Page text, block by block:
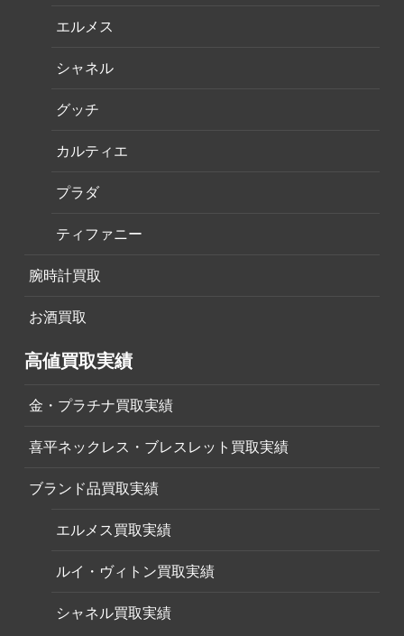
エルメス
シャネル
グッチ
カルティエ
プラダ
ティファニー
腕時計買取
お酒買取
高値買取実績
金・プラチナ買取実績
喜平ネックレス・ブレスレット買取実績
ブランド品買取実績
エルメス買取実績
ルイ・ヴィトン買取実績
シャネル買取実績